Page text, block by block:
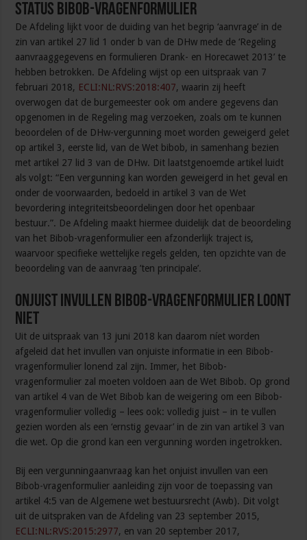
Status Bibob-vragenformulier
De Afdeling lijkt voor de duiding van het begrip ‘aanvrage’ in de
zin van artikel 27 lid 1 onder b van de DHw mede de ‘Regeling
aanvraaggegevens en formulieren Drank- en Horecawet 2013’ te
hebben betrokken. De Afdeling wijst op een uitspraak van 7
februari 2018, ECLI:NL:RVS:2018:407, waarin zij heeft
overwogen dat de burgemeester ook om andere gegevens dan
opgenomen in de Regeling mag verzoeken, zoals om te kunnen
beoordelen of de DHw-vergunning moet worden geweigerd gelet
op artikel 3, eerste lid, van de Wet bibob, in samenhang bezien
met artikel 27 lid 3 van de DHw. Dit laatstgenoemde artikel luidt
als volgt: “Een vergunning kan worden geweigerd in het geval en
onder de voorwaarden, bedoeld in artikel 3 van de Wet
bevordering integriteitsbeoordelingen door het openbaar
bestuur.”. De Afdeling maakt hiermee duidelijk dat de beoordeling
van het Bibob-vragenformulier een afzonderlijk traject is,
waarvoor specifieke wettelijke regels gelden, ten opzichte van de
beoordeling van de aanvraag ’ten principale’.
Onjuist invullen Bibob-vragenformulier loont
niet
Uit de uitspraak van 13 juni 2018 kan daarom níet worden
afgeleid dat het invullen van onjuiste informatie in een Bibob-
vragenformulier lonend zal zijn. Immer, het Bibob-
vragenformulier zal moeten voldoen aan de Wet Bibob. Op grond
van artikel 4 van de Wet Bibob kan de weigering om een Bibob-
vragenformulier volledig – lees ook: volledig juist – in te vullen
gezien worden als een ‘ernstig gevaar’ in de zin van artikel 3 van
die wet. Op die grond kan een vergunning worden ingetrokken.
Bij een vergunningaanvraag kan het onjuist invullen van een
Bibob-vragenformulier aanleiding zijn voor de toepassing van
artikel 4:5 van de Algemene wet bestuursrecht (Awb). Dit volgt
uit de uitspraken van de Afdeling van 23 september 2015,
ECLI:NL:RVS:2015:2977, en van 20 september 2017,